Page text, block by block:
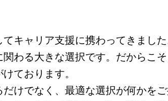
キャリア支援に携わってきました
わる大きな選択です。だからこ
ております。
けでなく、最適な選択が何かを